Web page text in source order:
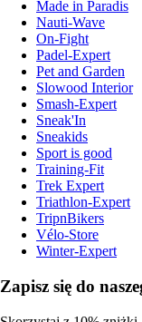
Made in Paradis
Nauti-Wave
On-Fight
Padel-Expert
Pet and Garden
Slowood Interior
Smash-Expert
Sneak'In
Sneakids
Sport is good
Training-Fit
Trek Expert
Triathlon-Expert
TripnBikers
Vélo-Store
Winter-Expert
Zapisz się do